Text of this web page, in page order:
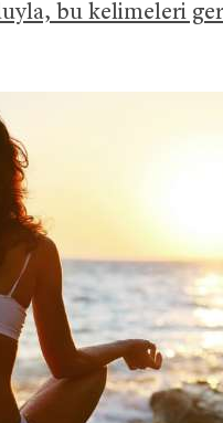
bu kelimeleri